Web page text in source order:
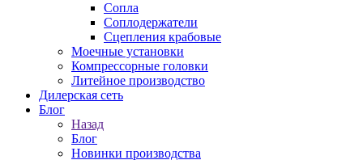
Сопла
Соплодержатели
Сцепления крабовые
Моечные установки
Компрессорные головки
Литейное производство
Дилерская сеть
Блог
Назад
Блог
Новинки производства